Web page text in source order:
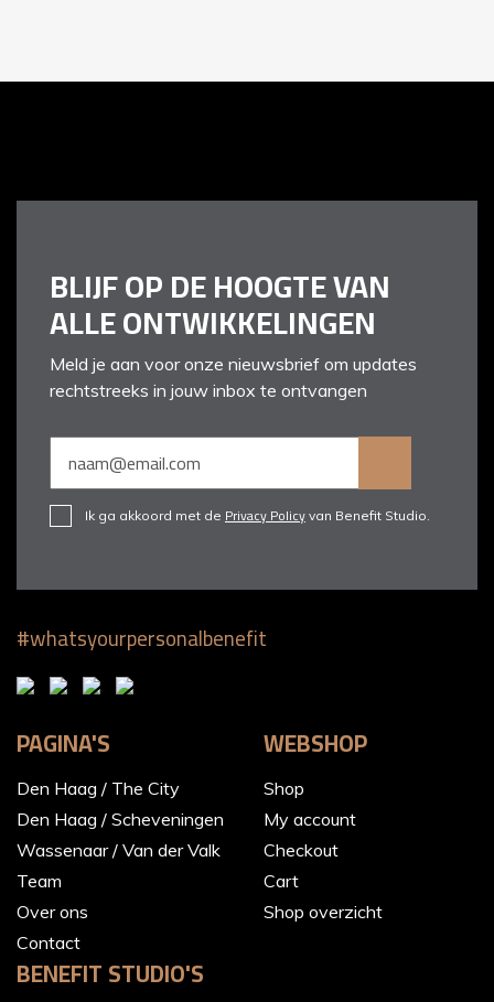
BLIJF OP DE HOOGTE VAN
ALLE ONTWIKKELINGEN
Meld je aan voor onze nieuwsbrief om updates
rechtstreeks in jouw inbox te ontvangen
Ik ga akkoord met de Privacy Policy van Benefit Studio.
#whatsyourpersonalbenefit
PAGINA'S
Den Haag / The City
Den Haag / Scheveningen
Wassenaar / Van der Valk
Team
Over ons
Contact
WEBSHOP
Shop
My account
Checkout
Cart
Shop overzicht
BENEFIT STUDIO'S